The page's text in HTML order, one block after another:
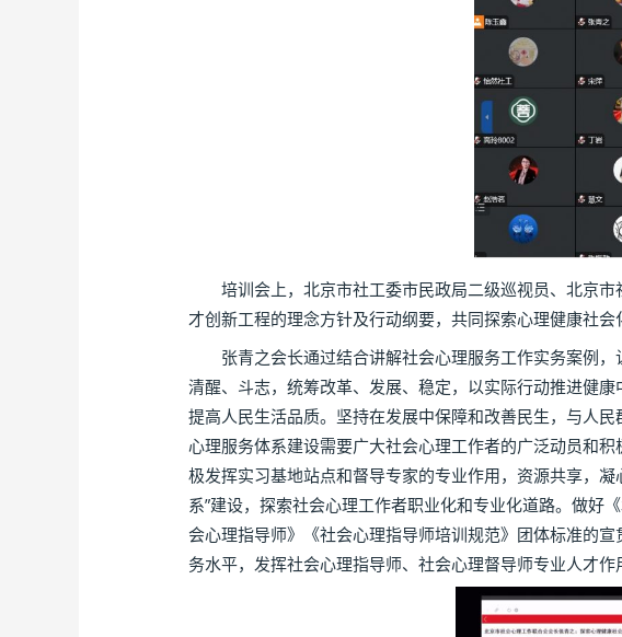
培训会上，北京市社工委市民政局二级巡视员、北京市
才创新工程的理念方针及行动纲要，共同探索心理健康社会
张青之会长通过结合讲解社会心理服务工作实务案例，
清醒、斗志，统筹改革、发展、稳定，以实际行动推进健
提高人民生活品质。坚持在发展中保障和改善民生，与人
心理服务体系建设需要广大社会心理工作者的广泛动员和
极发挥实习基地站点和督导专家的专业作用，资源共享，
系”建设，探索社会心理工作者职业化和专业化道路。做好
会心理指导师》《社会心理指导师培训规范》团体标准的
务水平，发挥社会心理指导师、社会心理督导师专业人才